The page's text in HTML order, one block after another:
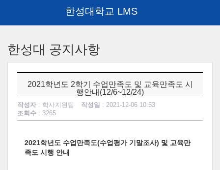
한성대학교 LMS
한성대 공지사항
2021학년도 2학기 수업만족도 및 교육만족도 시
행안내(12/6~12/24)
작성자 : 학사지원팀 작성일 : 2021-12-06 10:53
조회수 : 3265
2021학년도 수업만족도(수업평가 기말조사) 및 교육만
족도 시행 안내